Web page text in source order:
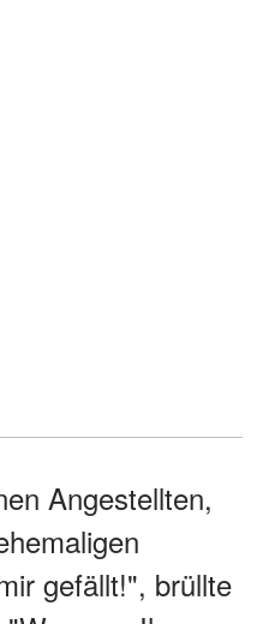
Angestellten,
gefällt!", brüllte